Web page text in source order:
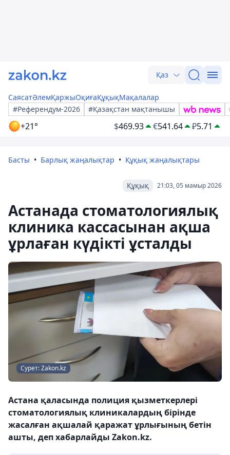
Қаз
СаясатӘлемҚаржыОқиғаҚұқықМақалалар
#Референдум-2026
#Қазақстан мақтанышы
+21° $469.93 €541.64 ₽5.71
Басты Барлық жаңалықтар Құқық жаңалықтары
21:03, 05 мамыр 2026
Құқық
Астанада стоматологиялық
клиника кассасынан ақша
ұрлаған күдікті ұсталды
Сурет: Zakon.kz
Астана қаласында полиция қызметкерлері
стоматологиялық клиникалардың бірінде
жасалған ақшалай қаражат ұрлығының бетін
ашты, деп хабарлайды Zakon.kz.